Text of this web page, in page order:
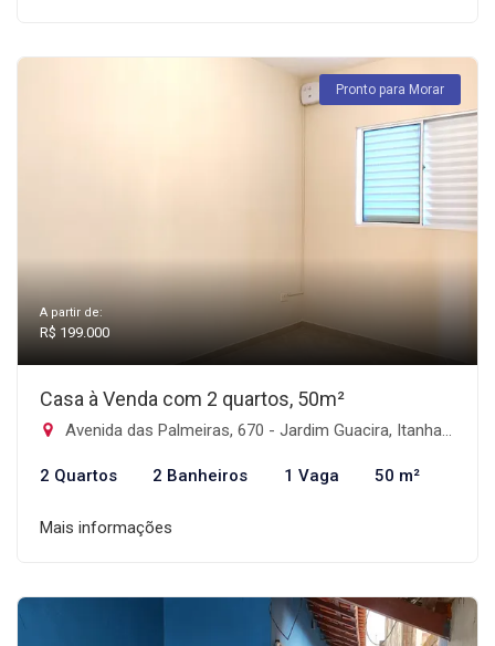
Pronto para Morar
A partir de:
R$ 199.000
Casa à Venda com 2 quartos, 50m²
Avenida das Palmeiras, 670 - Jardim Guacira, Itanhaém-SP
2 Quartos 2 Banheiros 1 Vaga 50 m²
Mais informações